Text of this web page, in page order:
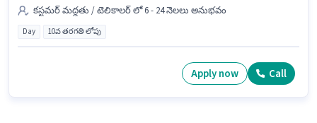
కస్టమర్ మద్దతు / టెలికాలర్ లో 6 - 24 నెలలు అనుభవం
Day 10వ తరగతి లోపు
Apply now Call